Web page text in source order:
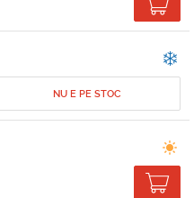
NU E PE STOC